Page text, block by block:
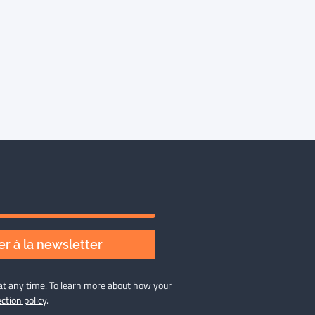
à la newsletter
any time. To learn more about how your
policy.